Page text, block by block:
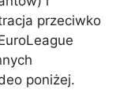
przeciwko
poniżej.